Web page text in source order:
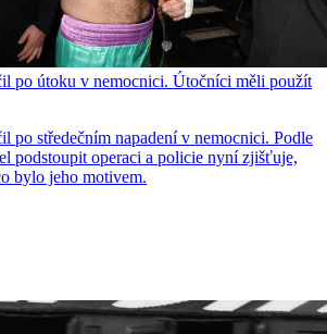
po útoku v nemocnici. Útočníci měli použít
po středečním napadení v nemocnici. Podle
podstoupit operaci a policie nyní zjišťuje,
bylo jeho motivem.